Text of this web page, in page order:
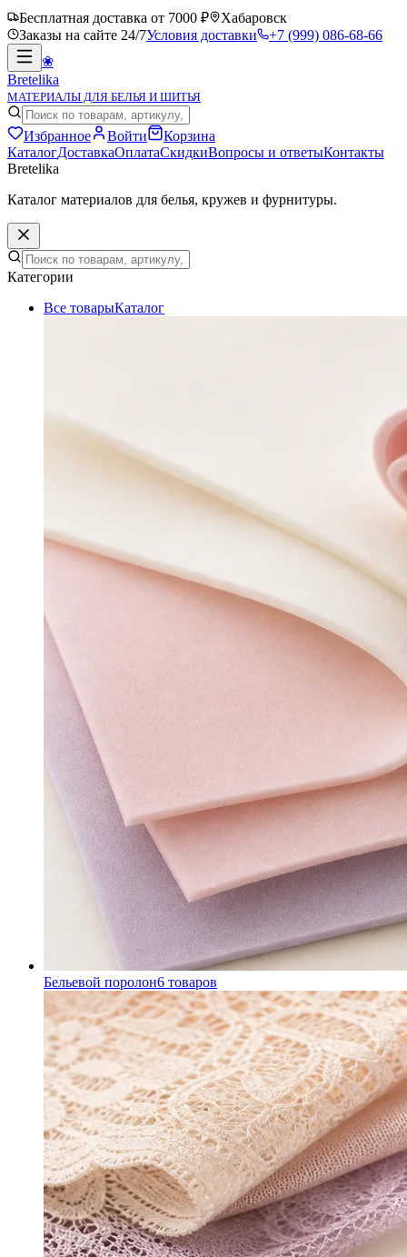
Бесплатная доставка от 7000 ₽
Хабаровск
Заказы на сайте 24/7Условия доставки
+7 (999) 086-68-66
❀
Bretelika
МАТЕРИАЛЫ ДЛЯ БЕЛЬЯ И ШИТЬЯ
Избранное Войти
Корзина
КаталогДоставкаОплатаСкидкиВопросы и ответыКонтакты
Bretelika
Каталог материалов для белья, кружев и фурнитуры.
Категории
Все товарыКаталог
Бельевой поролон6 товаров